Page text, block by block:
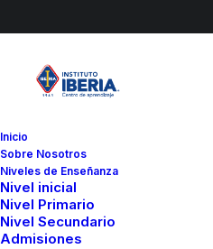
Inicio
Sobre Nosotros
Niveles de Enseñanza
Nivel inicial
Nivel Primario
Nivel Secundario
Admisiones
Instituto Iberia celebra su